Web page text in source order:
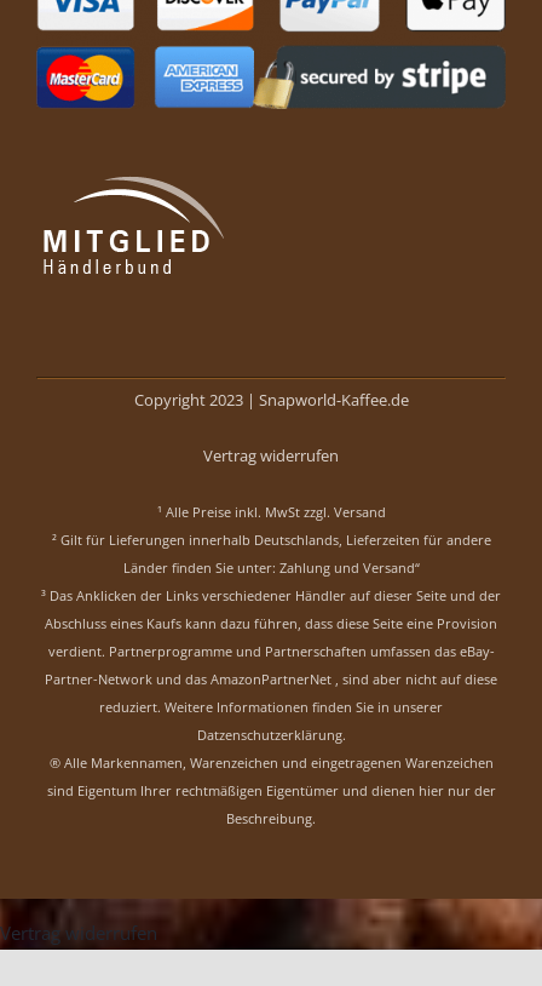
Copyright 2023 | Snapworld-Kaffee.de
Vertrag widerrufen
¹ Alle Preise inkl. MwSt zzgl. Versand
² Gilt für Lieferungen innerhalb Deutschlands, Lieferzeiten für andere
Länder finden Sie unter: Zahlung und Versand“
³ Das Anklicken der Links verschiedener Händler auf dieser Seite und der
Abschluss eines Kaufs kann dazu führen, dass diese Seite eine Provision
verdient. Partnerprogramme und Partnerschaften umfassen das eBay-
Partner-Network und das AmazonPartnerNet , sind aber nicht auf diese
reduziert. Weitere Informationen finden Sie in unserer
Datzenschutzerklärung.
® Alle Markennamen, Warenzeichen und eingetragenen Warenzeichen
sind Eigentum Ihrer rechtmäßigen Eigentümer und dienen hier nur der
Beschreibung.
Vertrag widerrufen